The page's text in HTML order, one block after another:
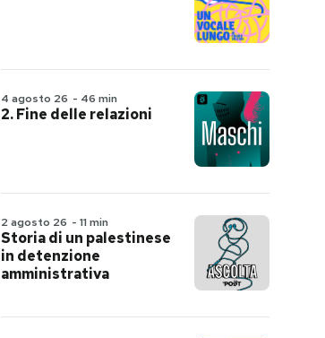
4 agosto 26 - 46 min
2. Fine delle relazioni
2 agosto 26 - 11 min
Storia di un palestinese
in detenzione
amministrativa